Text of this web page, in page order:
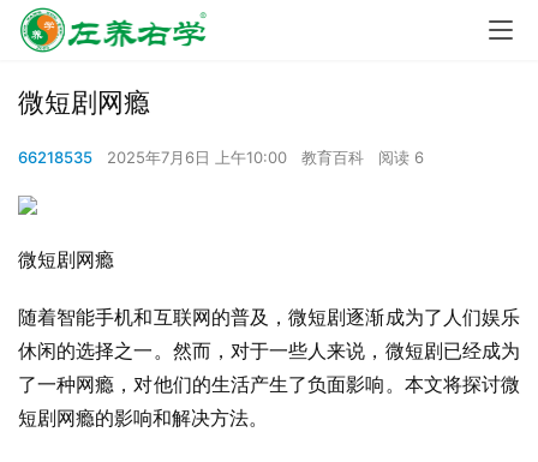
微短剧网瘾
66218535 2025年7月6日 上午10:00 教育百科 阅读 6
微短剧网瘾
随着智能手机和互联网的普及，微短剧逐渐成为了人们娱乐
休闲的选择之一。然而，对于一些人来说，微短剧已经成为
了一种网瘾，对他们的生活产生了负面影响。本文将探讨微
短剧网瘾的影响和解决方法。